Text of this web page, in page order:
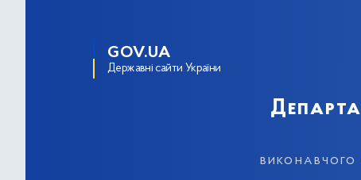
GOV.UA
Державні сайти України
виконавчого